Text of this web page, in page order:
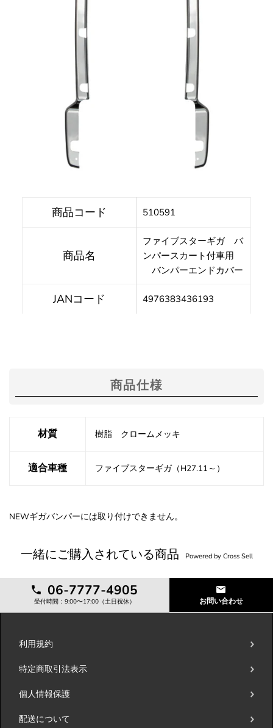
商品コード 510591
商品名
ファイブスターギガ バ
ンパースカート付車用
バンパーエンドカバー
JANコード 4976383436193
商品仕様
材質 樹脂 クロームメッキ
適合車種 ファイブスターギガ（H27.11～）
NEWギガバンパーには取り付けできません。
一緒にご購入されている商品 Powered by Cross Sell
06-7777-4905
受付時間：9:00〜17:00（土日祝休） お問い合わせ
利用規約
特定商取引法表示
個人情報保護
配送について